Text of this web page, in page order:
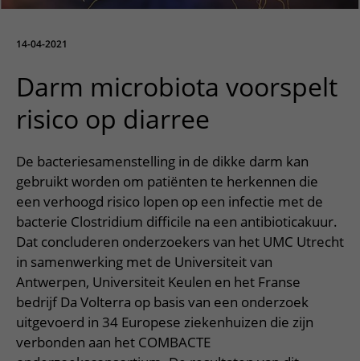
Onderzoeken en diagnostiek
Bloedprikken
Wachttijden
Wijzigen patiëntgegevens
Mijn UMC Utrecht patiëntportaal
Faciliteiten en voorzieningen
Bezoekregels
Parkeren
Wegwijs in het ziekenhuis
Contact met verpleegafdeling
Het Wilhelmina Kinderziekenhuis
Diagnostiek aanvragen
Zorgverlenersportaal
Onderwijs
Werken bij het UMC Utrecht
14-04-2021
Darm microbiota voorspelt
risico op diarree
De bacteriesamenstelling in de dikke darm kan
gebruikt worden om patiënten te herkennen die
een verhoogd risico lopen op een infectie met de
bacterie Clostridium difficile na een antibioticakuur.
Dat concluderen onderzoekers van het UMC Utrecht
in samenwerking met de Universiteit van
Antwerpen, Universiteit Keulen en het Franse
bedrijf Da Volterra op basis van een onderzoek
uitgevoerd in 34 Europese ziekenhuizen die zijn
verbonden aan het COMBACTE